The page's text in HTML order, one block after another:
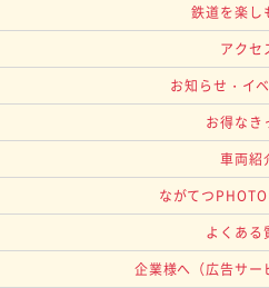
鉄道を楽し
アクセ
お知らせ・イ
お得なき
車両紹
ながてつ
よくある
企業様へ （広告サー